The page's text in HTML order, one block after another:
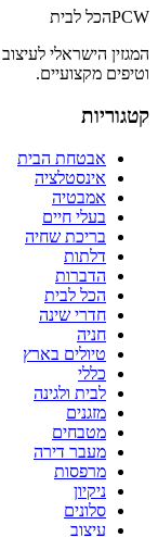
PCWהכל לבית
המגזין הישראלי
וטיפים מקצועיים.
קטגוריות
אבטחת הבית
אינסטלציה
אמבטיה
בעלי חיים
בריכת שחיה
דלתות
הדברות
הכל לבית
חדרי שינה
חניה
טיולים בארץ
כללי
לבית ולגינה
מזגנים
מטבחים
מעבר דירה
מרפסות
ניקיון
סלונים
עיצוב